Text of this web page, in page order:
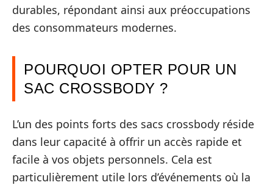
durables, répondant ainsi aux préoccupations
des consommateurs modernes.
POURQUOI OPTER POUR UN
SAC CROSSBODY ?
L’un des points forts des sacs crossbody réside
dans leur capacité à offrir un accès rapide et
facile à vos objets personnels. Cela est
particulièrement utile lors d’événements où la